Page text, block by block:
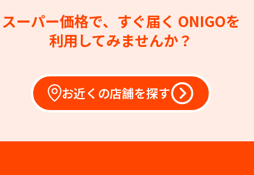
スーパー価格で、すぐ届く ONIGOを
利用してみませんか？
お近くの店舗を探す